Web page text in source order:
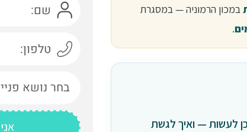
במכון הרמוניה — במסגרת
.
לעשות — ואיך לגשת